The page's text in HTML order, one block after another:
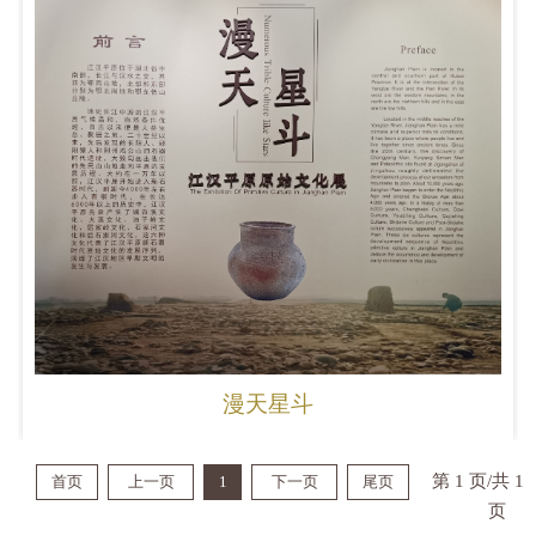
漫天星斗
首页 上一页 1 下一页 尾页
第 1 页/共 1
页